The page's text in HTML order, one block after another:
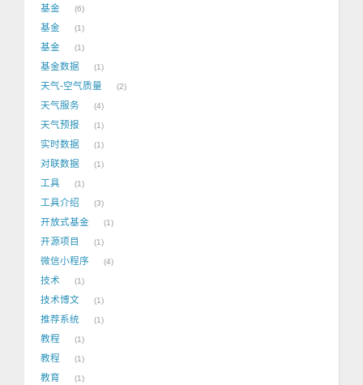
基金 6
基金 1
基金 1
基金数据 1
天气-空气质量 2
天气服务 4
天气预报 1
实时数据 1
对联数据 1
工具 1
工具介绍 3
开放式基金 1
开源项目 1
微信小程序 4
技术 1
技术博文 1
推荐系统 1
教程 1
教程 1
教育 1